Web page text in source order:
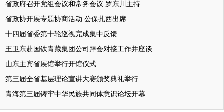
省政府召开党组会议和常务会议 罗东川主持
省政协开展专题协商活动 公保扎西出席
十四届省委第十轮巡视完成集中反馈
王卫东赴国铁青藏集团公司拜会对接工作并座谈
山东主宾省展馆举行开馆仪式
第三届全省基层理论宣讲大赛颁奖典礼举行
青海第三届铸牢中华民族共同体意识论坛开幕